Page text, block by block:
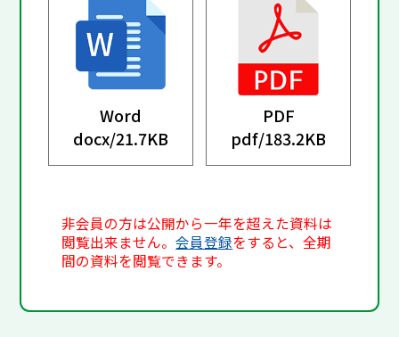
Word
docx/21.7KB
PDF
pdf/183.2KB
非会員の方は公開から一年を超えた資料は
閲覧出来ません。会員登録をすると、全期
間の資料を閲覧できます。